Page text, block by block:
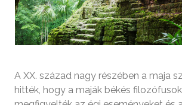
A XX. század nagy részében a maja
hitték, hogy a maják békés